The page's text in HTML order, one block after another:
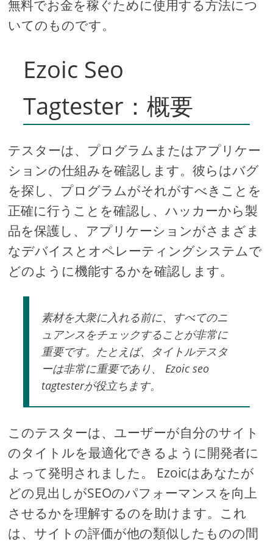
無料でお金を稼ぐために使用する方法につ
いてのものです。
Ezoic Seo
Tagtester：概要
テスターは、プログラムまたはアプリケー
ションの仕組みを確認します。彼らはバグ
を探し、プログラムがそれがすべきことを
正確に行うことを確認し、ハッカーから製
品を保護し、アプリケーションがさまざま
なデバイスとオペレーティングシステムで
どのように機能するかを確認します。
素材を大衆に入れる前に、すべてのニ
ュアンスをチェックすることが非常に
重要です。たとえば、タイトルテスタ
ーは非常に重要であり、 Ezoic seo
tagtesterが役立ちます。
このテスターは、ユーザーが自分のサイト
のタイトルを最適化できるように開発者に
よって発明されました。 Ezoicはあなたが
どの見出しがSEOのパフォーマンスを向上
させるかを理解するのを助けます。これ
は、サイトの評価が他の類似したものの間